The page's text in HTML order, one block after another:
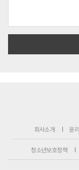
회사소개 윤
청소년보호정책